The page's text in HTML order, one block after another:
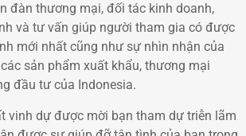
đàn thương mại, đối tác kinh doanh,
và tư vấn giúp người tham gia có được
mới nhất cũng như sự nhìn nhận của
sản phẩm xuất khẩu, thương mại
đầu tư của Indonesia.
vinh dự được mời bạn tham dự triễn lãm